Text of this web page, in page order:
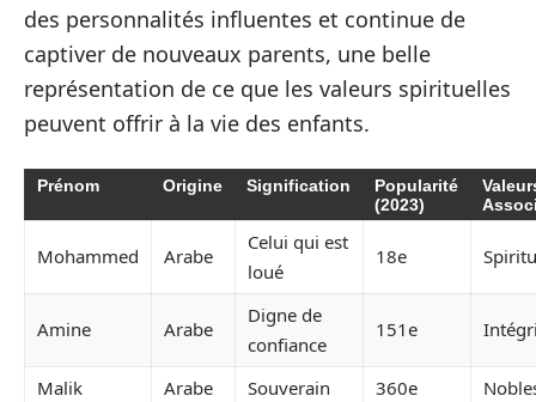
des personnalités influentes et continue de
captiver de nouveaux parents, une belle
représentation de ce que les valeurs spirituelles
peuvent offrir à la vie des enfants.
Prénom Origine Signification
Popularité
(2023)
Mohammed Arabe
Celui qui est
loué
18e
Amine Arabe
Digne de
confiance
151e
Malik Arabe Souverain 360e